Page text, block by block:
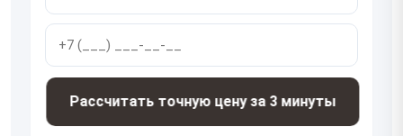
Рассчитать точную цену за 3 минуты